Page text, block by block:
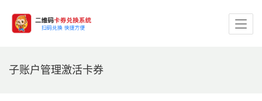
子账户管理激活卡券